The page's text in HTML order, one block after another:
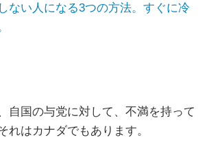
ない人になる3つの方法。すぐに冷
自国の与党に対して、不満を持って
れはカナダでもあります。